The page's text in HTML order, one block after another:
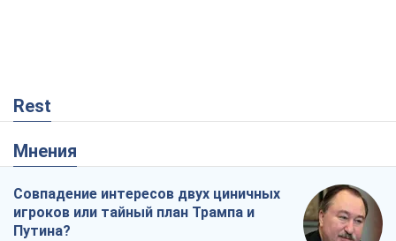
Rest
Мнения
Совпадение интересов двух циничных
игроков или тайный план Трампа и
Путина?